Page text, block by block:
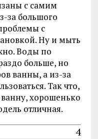
с самим
за большого
с
Ну и мыть
Воды по
больше, но
ванны, а из-за
Так что,
хорошенько
отличная.
4